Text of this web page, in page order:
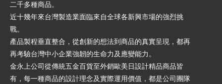
二千多種商品。
近十幾年來台灣製造業面臨來自全球各新興市場的強烈挑
戰。
產品製程垂直整合，從創新的想法到商品的真實呈現，都再
再考驗台灣中小企業強韌的生命力及應變能力。
金永上公司從傳統五金百貨至外銷歐美日設計精品商品皆
有，每一種商品的設計理念及實際運用價值，都是公司團隊